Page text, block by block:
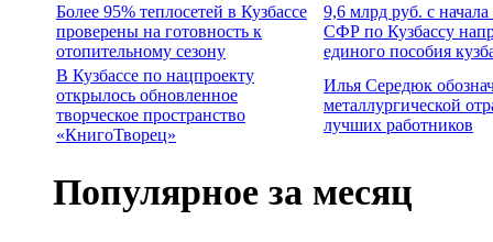
Более 95% теплосетей в Кузбассе
проверены на готовность к
отопительному сезону
9,6 млрд руб. с
СФР по Кузбассу
единого пособия
В Кузбассе по нацпроекту
открылось обновленное
творческое пространство
«КнигоТворец»
Илья Середюк
металлургической
лучших работников
Популярное за месяц